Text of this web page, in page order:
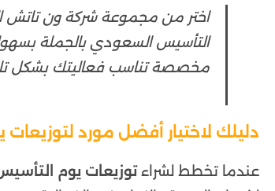
اختر من مجموعة شركة ون تاتش
التأسيس السعودي بالجملة
مخصصة تناسب فعاليتك بشكل
دليلك لاختيار أفضل مورد
عندما تخطط لشراءتوزيعات يوم